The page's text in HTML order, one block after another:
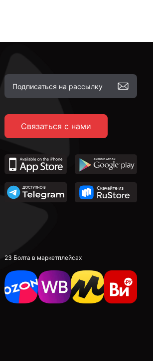
Связаться с нами
23 Болта в маркетплейсах